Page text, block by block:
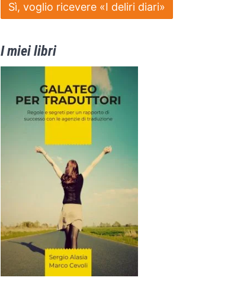
Sì, voglio ricevere «I deliri diari»
I miei libri